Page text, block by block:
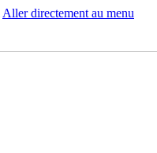
Aller directement au menu